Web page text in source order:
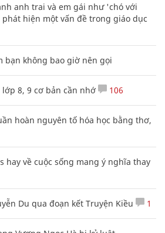
anh trai và em gái như 'chó với
hiện một vấn đề trong giáo dục
bạn không bao giờ nên gọi
lớp 8, 9 cơ bản cần nhớ 106
hoàn nguyên tố hóa học bằng thơ,
hay về cuộc sống mang ý nghĩa thay
Du qua đoạn kết Truyện Kiều 1